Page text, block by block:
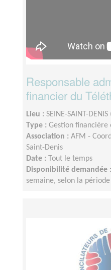
Responsable
financier du
Lieu : SEINE-SAINT-DENIS
Type : Gestion financière
Association : AFM -
Saint-Denis
Date :
Tout le temps
Disponibilité demandée :
semaine, selon la